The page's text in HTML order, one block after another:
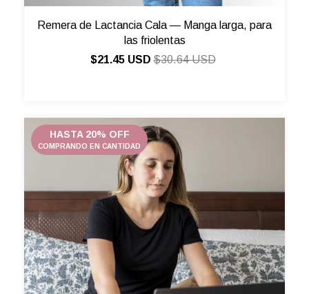
Remera de Lactancia Cala — Manga larga, para
las friolentas
$21.45 USD$30.64 USD
HASTA 20% OFF
COMPRANDO EN CANTIDAD